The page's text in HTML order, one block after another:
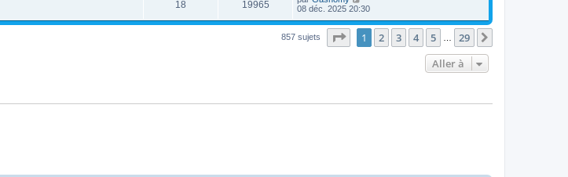
18 19965
08 déc. 2025 20:30
857 sujets Page sur29
1 2 3 4 5 … 29
Aller à